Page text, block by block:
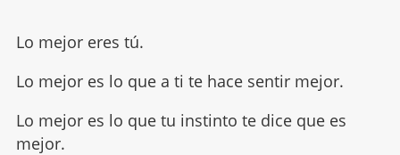
Lo mejor eres tú.
Lo mejor es lo que a ti te hace sentir mejor.
Lo mejor es lo que tu instinto te dice que es
mejor.